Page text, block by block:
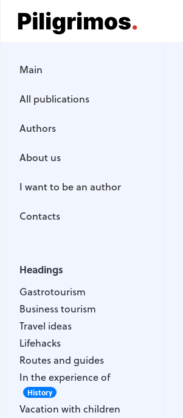
Gastrotourism
Business tourism
Travel ideas
Lifehacks
Routes and guides
In the experience of
History
Vacation with children
Travel News
Main
All publications
Authors
About us
I want to be an author
Contacts
Headings
Gastrotourism
Business tourism
Travel ideas
Lifehacks
Routes and guides
In the experience of
History
Vacation with children